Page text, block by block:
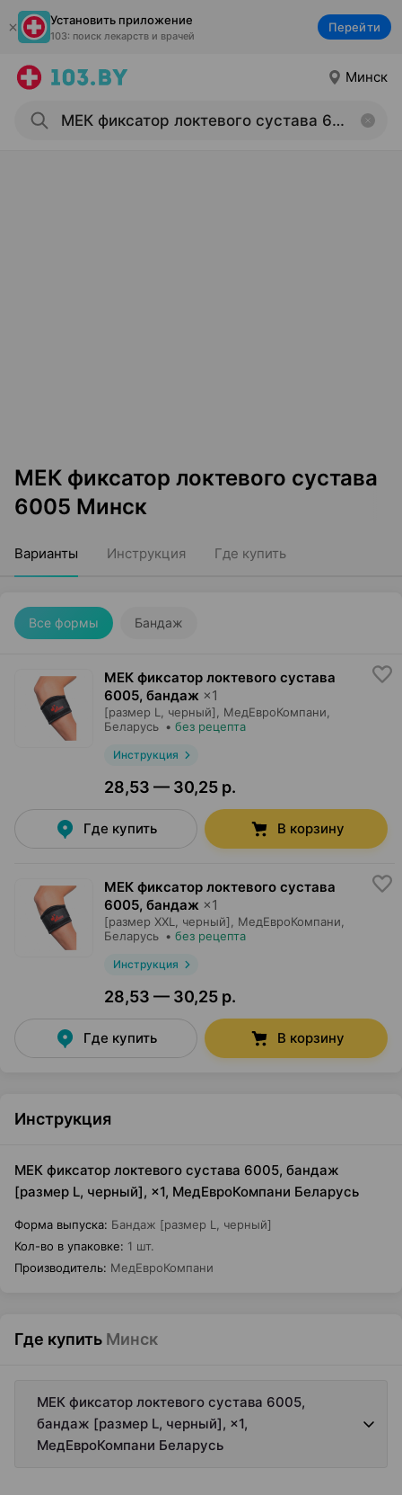
Установить приложение
103: поиск лекарств и врачей
Перейти
Минск
МЕК фиксатор локтевого сустава
6005 Минск
Варианты Инструкция Где купить
Все формы Бандаж
МЕК фиксатор локтевого сустава
6005, бандаж ×1
[размер L, черный], МедЕвроКомпани
Беларусь • без рецепта
Инструкция
28,53 — 30,25 р.
Где купить В корзину
МЕК фиксатор локтевого сустава
6005, бандаж ×1
[размер XXL, черный], МедЕвроКомпани
Беларусь • без рецепта
Инструкция
28,53 — 30,25 р.
Где купить В корзину
Инструкция
МЕК фиксатор локтевого сустава 6005, бандаж
[размер L, черный], ×1, МедЕвроКомпани Беларусь
Форма выпуска: Бандаж [размер L, черный]
Кол-во в упаковке: 1 шт.
Производитель: МедЕвроКомпани
Где купить Минск
МЕК фиксатор локтевого сустава 6005,
бандаж [размер L, черный], ×1,
МедЕвроКомпани Беларусь